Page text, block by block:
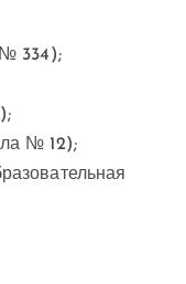
№ 334);
№ 12);